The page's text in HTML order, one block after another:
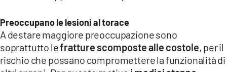
Preoccupano le lesioni al torace
A destare maggiore preoccupazione sono
soprattutto lefratture scomposte alle costole, per il
rischio che possano compromettere la funzionalità di